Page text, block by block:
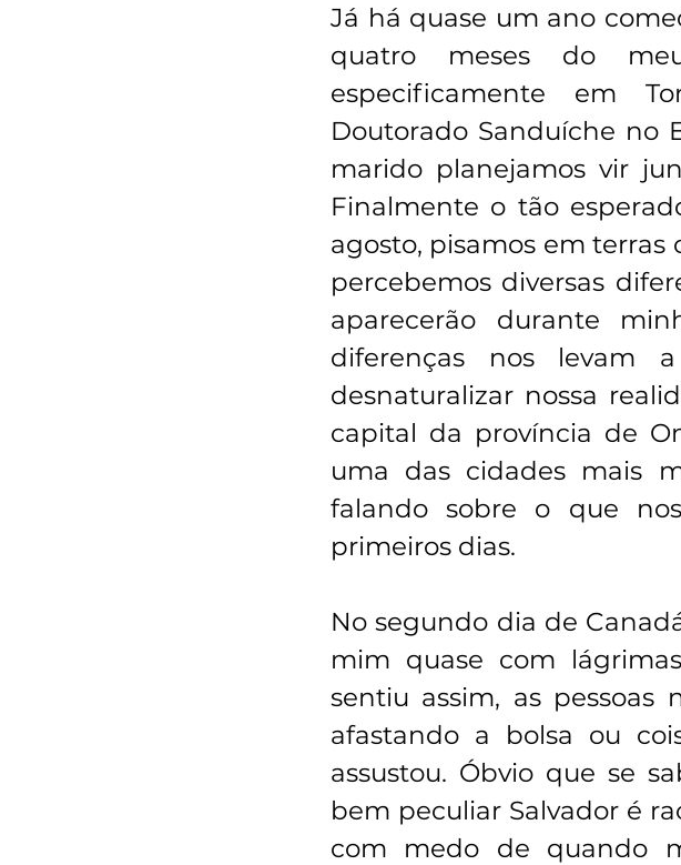
Já há quase um ano
quatro meses do
especificamente em
Doutorado Sanduíche no
marido planejamos vir
Finalmente o tão
agosto, pisamos em terras
percebemos diversas
aparecerão durante
diferenças nos levam
desnaturalizar nossa
capital da província de
uma das cidades mais
falando sobre o que
primeiros dias.
No segundo dia de
mim quase com
sentiu assim, as pessoas
afastando a bolsa ou
assustou. Óbvio que se
bem peculiar Salvador é
com medo de quando